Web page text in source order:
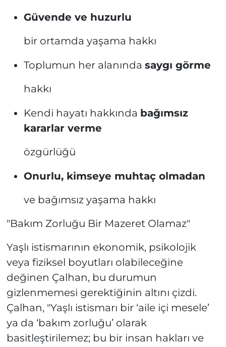
Güvende ve huzurlu
bir ortamda yaşama hakkı
Toplumun her alanında saygı görme
hakkı
Kendi hayatı hakkında bağımsız
kararlar verme
özgürlüğü
Onurlu, kimseye muhtaç olmadan
ve bağımsız yaşama hakkı
"Bakım Zorluğu Bir Mazeret Olamaz"
Yaşlı istismarının ekonomik, psikolojik
veya fiziksel boyutları olabileceğine
değinen Çalhan, bu durumun
gizlenmemesi gerektiğinin altını çizdi.
Çalhan, "Yaşlı istismarı bir ‘aile içi mesele’
ya da ‘bakım zorluğu’ olarak
basitleştirilemez; bu bir insan hakları ve